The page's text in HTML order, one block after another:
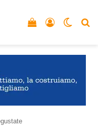
Accedi
Vedi il carrello